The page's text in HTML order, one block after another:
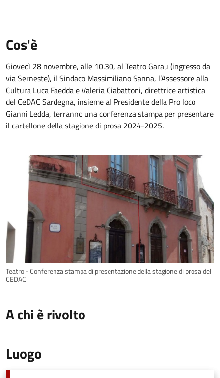
Cos'è
Giovedì 28 novembre, alle 10.30, al Teatro Garau (ingresso da
via Serneste), il Sindaco Massimiliano Sanna, l’Assessore alla
Cultura Luca Faedda e Valeria Ciabattoni, direttrice artistica
del CeDAC Sardegna, insieme al Presidente della Pro loco
Gianni Ledda, terranno una conferenza stampa per presentare
il cartellone della stagione di prosa 2024-2025.
Teatro - Conferenza stampa di presentazione della stagione di prosa del
CEDAC
A chi è rivolto
Luogo